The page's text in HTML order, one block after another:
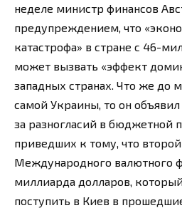
неделе министр финансов
предупреждением, что
катастрофа» в стране с 46-
может вызвать «эффект
западных странах. Что же до
самой Украины, то он объявил
за разногласий в бюджетной
приведших к тому, что
Международного валютного
миллиарда долларов,
поступить в Киев в